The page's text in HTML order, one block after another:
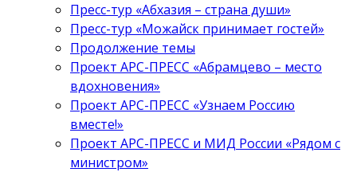
Пресс-тур «Абхазия – страна души»
Пресс-тур «Можайск принимает гостей»
Продолжение темы
Проект АРС-ПРЕСС «Абрамцево – место
вдохновения»
Проект АРС-ПРЕСС «Узнаем Россию
вместе!»
Проект АРС-ПРЕСС и МИД России «Рядом с
министром»